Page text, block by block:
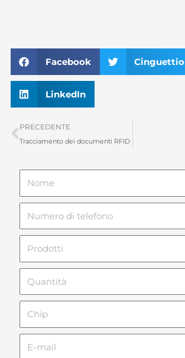
Facebook Cinguettio
LinkedIn
Precedente
PRECEDENTE
Tracciamento dei documenti RFID
telefono